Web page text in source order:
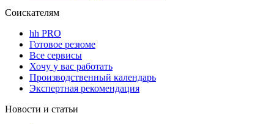
Соискателям
hh PRO
Готовое резюме
Все сервисы
Хочу у вас работать
Производственный календарь
Экспертная рекомендация
Новости и статьи